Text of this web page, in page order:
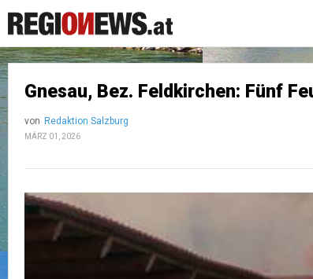
Gnesau, Bez. Feldkirchen: Fünf
von Redaktion Salzburg
MÄRZ 01, 2026